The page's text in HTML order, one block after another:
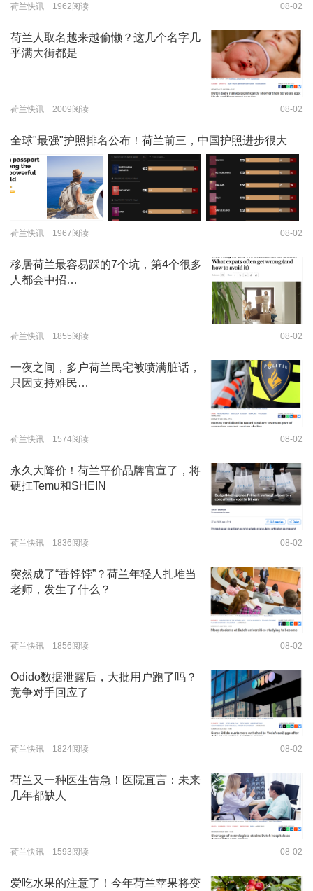
荷兰快讯 1962阅读 08-02
荷兰人取名越来越偷懒？这几个名字几
乎满大街都是
荷兰快讯 2009阅读 08-02
全球"最强"护照排名公布！荷兰前三，中国护照进步很大
荷兰快讯 1967阅读 08-02
移居荷兰最容易踩的7个坑，第4个很多
人都会中招…
荷兰快讯 1855阅读 08-02
一夜之间，多户荷兰民宅被喷满脏话，
只因支持难民…
荷兰快讯 1574阅读 08-02
永久大降价！荷兰平价品牌官宣了，将
硬扛Temu和SHEIN
荷兰快讯 1836阅读 08-02
突然成了“香饽饽”？荷兰年轻人扎堆当
老师，发生了什么？
荷兰快讯 1856阅读 08-02
Odido数据泄露后，大批用户跑了吗？
竞争对手回应了
荷兰快讯 1824阅读 08-02
荷兰又一种医生告急！医院直言：未来
几年都缺人
荷兰快讯 1593阅读 08-02
爱吃水果的注意了！今年荷兰苹果将变